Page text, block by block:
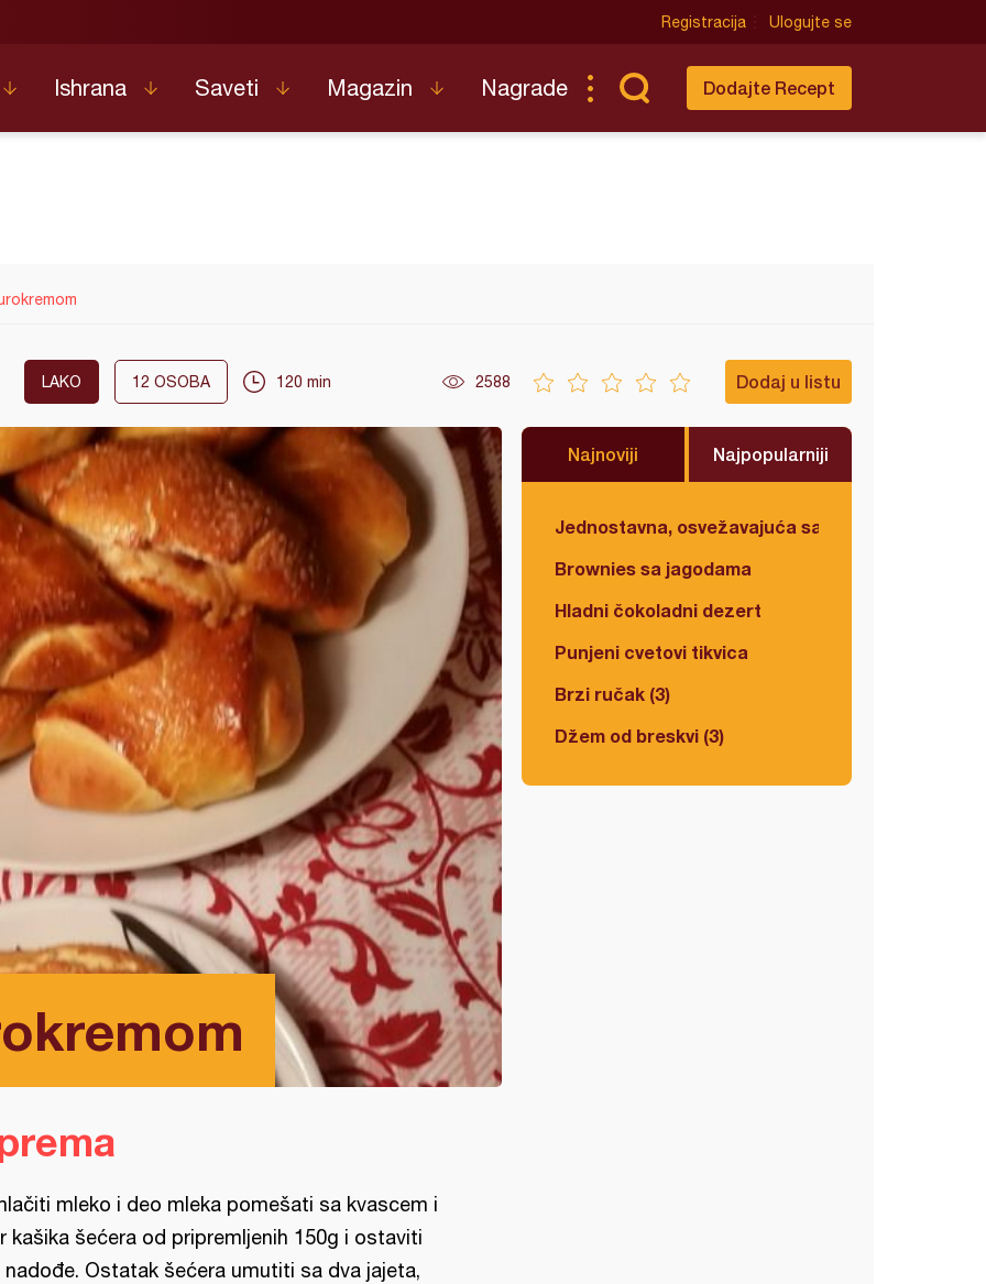
Registracija Ulogujte se
Ishrana Saveti Magazin Nagrade Dodajte Recept
LAKO 12 OSOBA 120 min 2588 Dodaj u listu
Najnoviji Najpopularniji
Jednostavna, osvežavajuća salata
Brownies sa jagodama
Hladni čokoladni dezert
Punjeni cvetovi tikvica
Brzi ručak (3)
Džem od breskvi (3)
mleko i deo mleka pomešati sa kvascem i
kašika šećera od pripremljenih 150g i ostaviti
nadođe. Ostatak šećera umutiti sa dva jajeta,